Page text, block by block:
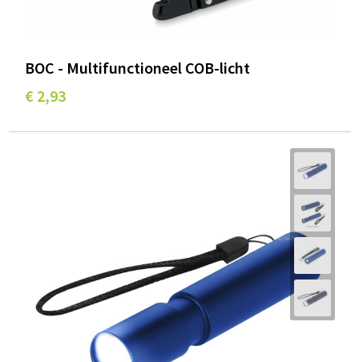
BOC - Multifunctioneel COB-licht
€ 2,93